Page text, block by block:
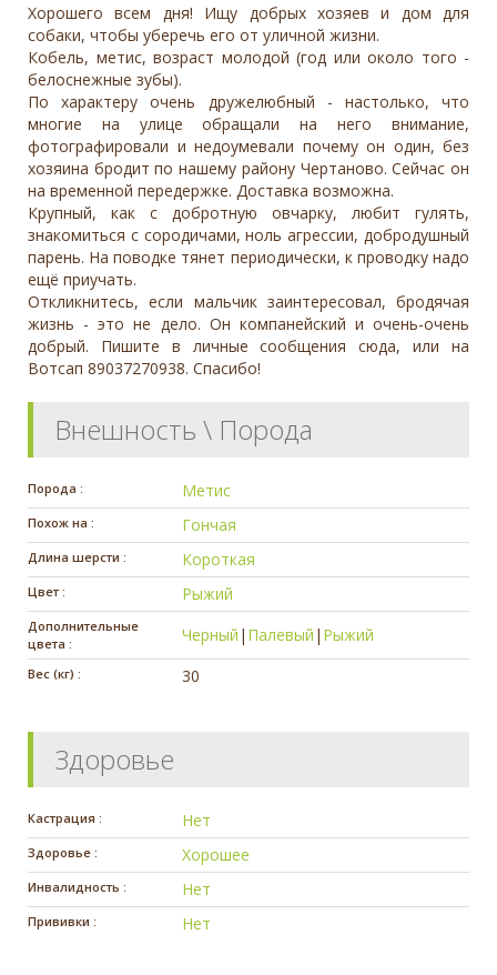
Хорошего всем дня! Ищу добрых хозяев и дом для
собаки, чтобы уберечь его от уличной жизни.
Кобель, метис, возраст молодой (год или около того -
белоснежные зубы).
По характеру очень дружелюбный - настолько, что
многие на улице обращали на него внимание,
фотографировали и недоумевали почему он один, без
хозяина бродит по нашему району Чертаново. Сейчас он
на временной передержке. Доставка возможна.
Крупный, как с добротную овчарку, любит гулять,
знакомиться с сородичами, ноль агрессии, добродушный
парень. На поводке тянет периодически, к проводку надо
ещё приучать.
Откликнитесь, если мальчик заинтересовал, бродячая
жизнь - это не дело. Он компанейский и очень-очень
добрый. Пишите в личные сообщения сюда, или на
Вотсап 89037270938. Спасибо!
Внешность \ Порода
Порода : Метис
Похож на : Гончая
Длина шерсти : Короткая
Цвет : Рыжий
Дополнительные
цвета :
Черный | Палевый | Рыжий
Вес (кг) : 30
Здоровье
Кастрация : Нет
Здоровье : Хорошее
Инвалидность : Нет
Прививки : Нет